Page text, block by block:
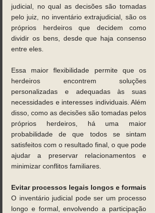
judicial, no qual as decisões são tomadas
pelo juiz, no inventário extrajudicial, são os
próprios herdeiros que decidem como
dividir os bens, desde que haja consenso
entre eles.
Essa maior flexibilidade permite que os
herdeiros encontrem soluções
personalizadas e adequadas às suas
necessidades e interesses individuais. Além
disso, como as decisões são tomadas pelos
próprios herdeiros, há uma maior
probabilidade de que todos se sintam
satisfeitos com o resultado final, o que pode
ajudar a preservar relacionamentos e
minimizar conflitos familiares.
O inventário judicial pode ser um processo
longo e formal, envolvendo a participação